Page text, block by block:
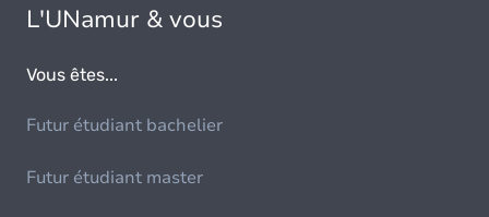
L'UNamur & vous
Vous êtes...
Futur étudiant bachelier
Futur étudiant master